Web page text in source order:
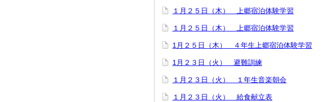
１月２５日（木） 上郷宿泊体験学習
１月２５日（木） 上郷宿泊体験学習
1月２５日（木） ４年生上郷宿泊体験学習
1月２３日（火） 避難訓練
１月２３日（火） １年生音楽朝会
１月２３日（火） 給食献立表